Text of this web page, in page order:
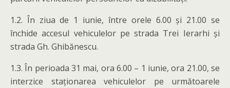
1.2. În ziua de 1 iunie, între orele 6.00 și 21.00 se
închide accesul vehiculelor pe strada Trei Ierarhi și
strada Gh. Ghibănescu.
1.3. În perioada 31 mai, ora 6.00 – 1 iunie, ora 21.00, se
interzice staționarea vehiculelor pe următoarele